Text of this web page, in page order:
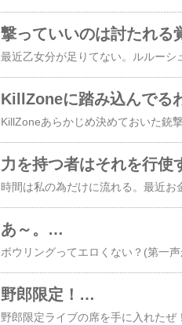
撃っていいのは討たれ
KillZoneに踏み込んでる
力を持つ者はそれを行
あ～。…
野郎限定！…